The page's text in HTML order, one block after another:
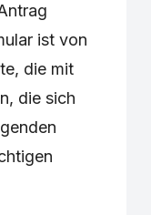
ist von
die mit
die sich